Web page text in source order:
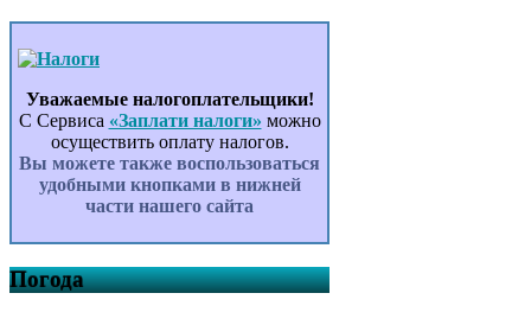
Уважаемые налогоплательщики!
С Сервиса «Заплати налоги» можно
осуществить оплату налогов.
Вы можете также воспользоваться
удобными кнопками в нижней
части нашего сайта
Погода